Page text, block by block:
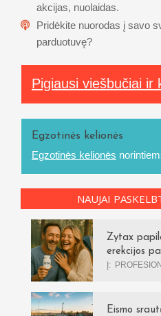
akcijas, nuolaidas.
Pridėkite nuorodas į savo
parduotuvę?
Pigiausi viešbučiai ir
Egzotinės kelionės
Egzotinės kelionės
NAUJAI
Zytax
erekcijos
Į:
Eismo